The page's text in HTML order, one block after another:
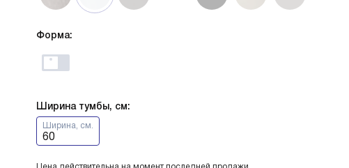
Форма:
Ширина тумбы, см:
Ширина, см.
60